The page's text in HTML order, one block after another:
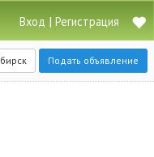
Вход | Регистрация
Подать объявление